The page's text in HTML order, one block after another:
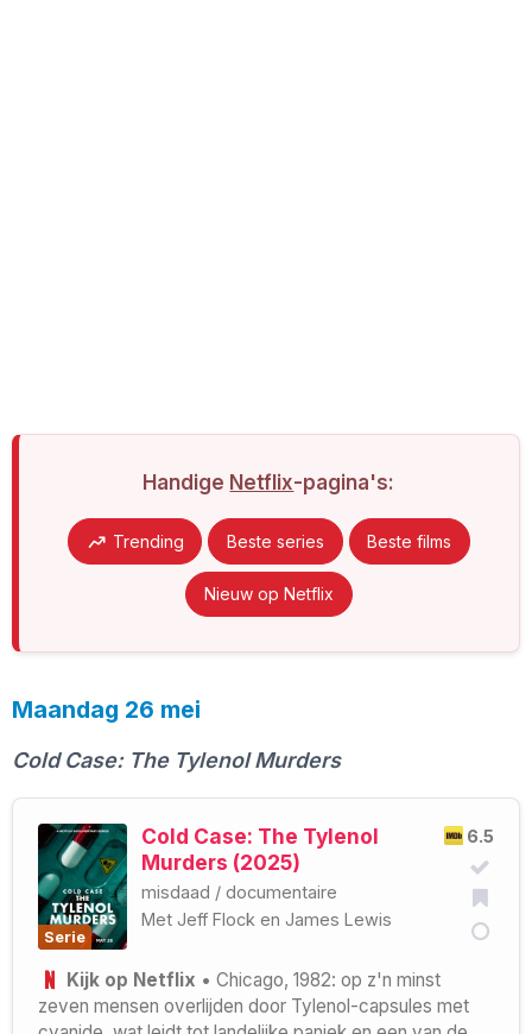
Handige Netflix-pagina's:
Trending Beste series Beste films
Nieuw op Netflix
Maandag 26 mei
Cold Case: The Tylenol Murders
Serie
6.5
Cold Case: The Tylenol
Murders (2025)
misdaad / documentaire
Met Jeff Flock en James Lewis
Kijk op Netflix • Chicago, 1982: op z'n minst
zeven mensen overlijden door Tylenol-capsules met